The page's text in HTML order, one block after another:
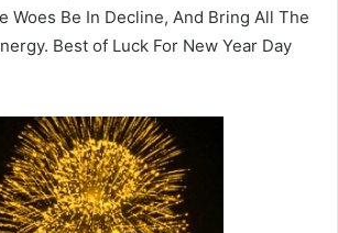
Woes Be In Decline, And Bring All The
Best of Luck For New Year Day